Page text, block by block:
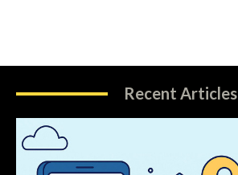
Recent Articles